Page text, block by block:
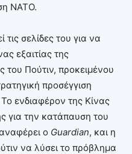
ΝΑΤΟ.
τις σελίδες του για να
εξαιτίας της
του Πούτιν, προκειμένου
προσέγγιση
ενδιαφέρον της Κίνας
για την κατάπαυση του
ο Guardian, και η
να λύσει το πρόβλημα